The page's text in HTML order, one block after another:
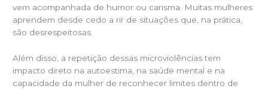
vem acompanhada de humor ou carisma. Muitas mulheres
aprendem desde cedo a rir de situações que, na prática,
são desrespeitosas.
Além disso, a repetição dessas microviolências tem
impacto direto na autoestima, na saúde mental e na
capacidade da mulher de reconhecer limites dentro de